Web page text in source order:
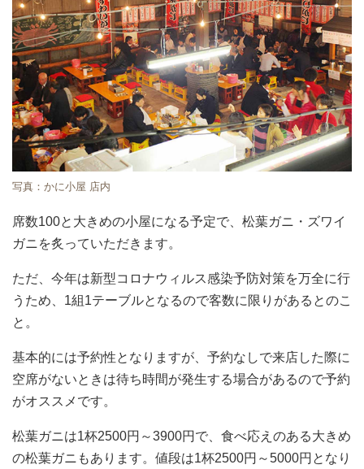
写真：かに小屋 店内
席数100と大きめの小屋になる予定で、松葉ガニ・ズワイ
ガニを炙っていただきます。
ただ、今年は新型コロナウィルス感染予防対策を万全に行
うため、1組1テーブルとなるので客数に限りがあるとのこ
と。
基本的には予約性となりますが、予約なしで来店した際に
空席がないときは待ち時間が発生する場合があるので予約
がオススメです。
松葉ガニは1杯2500円～3900円で、食べ応えのある大きめ
の松葉ガニもあります。値段は1杯2500円～5000円となり